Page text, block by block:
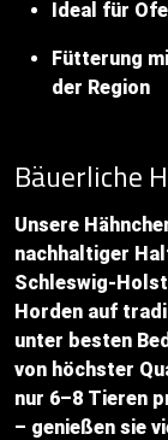
Ideal für
Fütterung
der Region
Bäuerliche
Unsere
nachhaltiger
Schleswig-
Horden auf
unter besten
von höchster
nur 6–8 Tieren
– genießen sie